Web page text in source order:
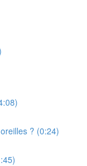
? (0:24)